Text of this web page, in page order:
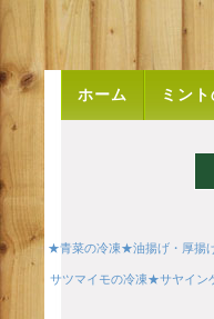
ホーム ミン
★青菜の冷凍★油揚げ・厚揚
サツマイモの冷凍★サヤイン